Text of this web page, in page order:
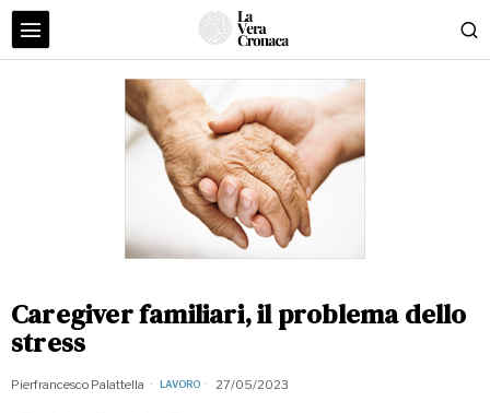
Caregiver familiari, il problema dello
stress
Pierfrancesco Palattella LAVORO 27/05/2023